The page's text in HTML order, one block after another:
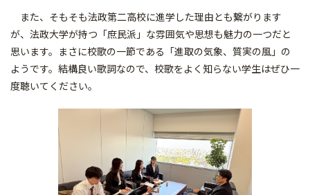
また、そもそも法政第二高校に進学した理由とも繋がります
が、法政大学が持つ「庶民派」な雰囲気や思想も魅力の一つだと
思います。まさに校歌の一節である「進取の気象、質実の風」の
ようです。結構良い歌詞なので、校歌をよく知らない学生はぜひ一
度聴いてください。